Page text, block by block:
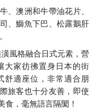
、澳洲和牛帶油花片、
、鰤魚下巴、松露鵝肝
風格融合日式元素，營
大家彷彿置身日本的街
舒適座位，非常適合朋
旅客也十分友善，即使
，毫無語言隔閡！